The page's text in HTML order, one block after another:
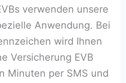
verwenden unsere
Anwendung. Bei
wird Ihnen
Versicherung EVB
Minuten per SMS und